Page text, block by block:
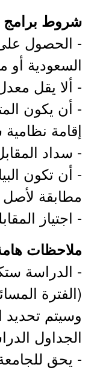
شروط برامج
- الحصول على
السعودية أو
- ألا يقل معدل
- أن يكون
إقامة
- سداد
- أن تكون
مطابقة لأصل
- اجتياز
ملاحظات
- الدراسة
(الفترة
وسيتم تحديد
الجداول
- يحق